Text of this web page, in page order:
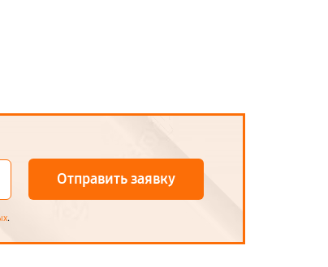
Отправить заявку
.